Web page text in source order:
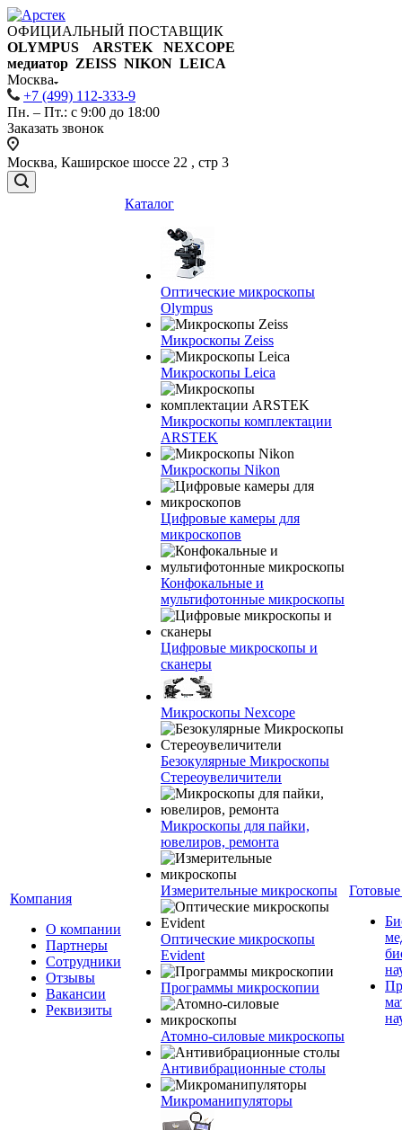
ОФИЦИАЛЬНЫЙ ПОСТАВЩИК
OLYMPUS ARSTEK NEXCOPE
медиатор ZEISS NIKON LEICA
Москва
+7 (499) 112-333-9
Пн. – Пт.: с 9:00 до 18:00
Заказать звонок
Москва, Каширское шоссе 22 , стр 3
Компания
О компании
Партнеры
Сотрудники
Отзывы
Вакансии
Реквизиты
Каталог
Оптические микроскопы
Olympus
Микроскопы Zeiss
Микроскопы Leica
Микроскопы комплектации
ARSTEK
Микроскопы Nikon
Цифровые камеры для
микроскопов
Конфокальные и
мультифотонные микроскопы
Цифровые микроскопы и
сканеры
Микроскопы Nexcope
Безокулярные Микроскопы
Стереоувеличители
Микроскопы для пайки,
ювелиров, ремонта
Измерительные микроскопы
Оптические микроскопы
Evident
Программы микроскопии
Атомно-силовые микроскопы
Антивибрационные столы
Микроманипуляторы